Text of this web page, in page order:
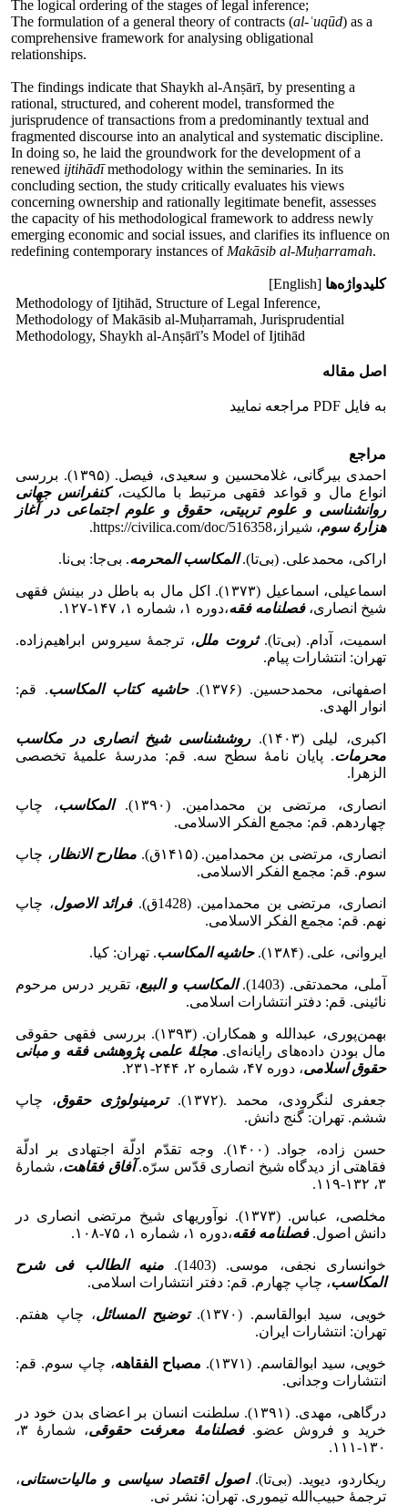
The logical ordering of the stages of legal inference;
The formulation of a general theory of contracts (al-ʿuqūd) as a
comprehensive framework for analysing obligational
relationships.
The findings indicate that Shaykh al-Anṣārī, by presenting a
rational, structured, and coherent model, transformed the
jurisprudence of transactions from a predominantly textual and
fragmented discourse into an analytical and systematic discipline.
In doing so, he laid the groundwork for the development of a
renewed ijtihādīmethodology within the seminaries. In its
concluding section, the study critically evaluates his views
concerning ownership and rationally legitimate benefit, assesses
the capacity of his methodological framework to address newly
emerging economic and social issues, and clarifies its influence on
redefining contemporary instances of Makāsib al-Muḥarramah.
کلیدواژه‌ها [English]
Methodology of Ijtihād, Structure of Legal Inference,
Methodology of Makāsib al-Muḥarramah, Jurisprudential
Methodology, Shaykh al-Anṣārī’s Model of Ijtihād
اصل مقاله
به فایل PDF مراجعه نمایید
مراجع
احمدی بیرگانی، غلامحسین و سعیدی، فیصل. (۱۳۹۵). بررسی
انواع مال و قواعد فقهی مرتبط با مالکیت،کنفرانس جهانی
روانشناسی و علوم تربیتی، حقوق و علوم اجتماعی در آغاز
هزارۀ سوم، شیراز،https://civilica.com/doc/516358.
اراکی، محمدعلی. (بی‌تا).المکاسب المحرمه. بی‌جا: بی‌نا.
اسماعیلی، اسماعیل (۱۳۷۳). اکل مال به باطل در بینش فقهی
شیخ انصاری،فصلنامه فقه،دوره ۱، شماره ۱، ۱۴۷-۱۲۷.
اسمیت، آدام. (بی‌تا).ثروت ملل، ترجمۀ سیروس ابراهیم‌زاده.
تهران: انتشارات پیام.
اصفهانی، محمدحسین. (۱۳۷۶). حاشیه کتاب المکاسب. قم:
انوار الهدی.
اکبری، لیلی (۱۴۰۳).
روش­شناسی شیخ انصاری در مکاسب
محرمات. پایان نامۀ سطح سه. قم: مدرسۀ علمیۀ تخصصی
الزهرا.
انصاری، مرتضی بن محمدامین. (۱۳۹۰). المکاسب، چاپ
چهاردهم. قم: مجمع الفکر الاسلامی.
انصاری، مرتضی بن محمدامین. (۱۴۱۵ق). مطارح الانظار ، چاپ
سوم. قم: مجمع الفکر الاسلامی.
انصاری، مرتضی بن محمدامین. (1428ق). فرائد الاصول، چاپ
نهم. قم: مجمع الفکر الاسلامی.
ایروانی، علی. (۱۳۸۴). حاشیه المکاسب. تهران: کیا.
آملی، محمدتقی. (1403). المکاسب و البیع، تقریر درس مرحوم
نائینی. قم: دفتر انتشارات اسلامی.
بهمن‌پوری، عبدالله و همکاران. (۱۳۹۳). بررسی فقهی حقوقی
مال بودن داده‌های رایانه‌ای.مجلۀ علمی پژوهشی فقه و مبانی
حقوق اسلامی، دوره ۴۷، شماره ۲، ۲۴۴-۲۳۱.
جعفری لنگرودی، محمد .(۱۳۷۲). ترمینولوژی حقوق، چاپ
ششم. تهران: گنج دانش.
حسن زاده، جواد. (۱۴۰۰). وجه تقدّم ادلّة اجتهادی بر ادلّة
فقاهتی از دیدگاه شیخ انصاری قدّس سرّه.آفاق فقاهت، شمارۀ
۳، ۱۳۲-۱۱۹.
مخلصی، عباس. (۱۳۷۳). نوآوریهای شیخ مرتضی انصاری در
دانش اصول.فصلنامه فقه،دوره ۱، شماره ۱، ۷۵-۱۰۸.
خوانساری نجفی، موسی. (1403).
منیه الطالب فی شرح
المکاسب، چاپ چهارم. قم: دفتر انتشارات اسلامی.
خویی، سید ابوالقاسم. (۱۳۷۰). توضیح المسائل، چاپ هفتم.
تهران: انتشارات ایران.
خویی، سید ابوالقاسم. (۱۳۷۱). مصباح الفقاهه، چاپ سوم. قم:
انتشارات وجدانی.
درگاهی، مهدی. (۱۳۹۱). سلطنت انسان بر اعضای بدن خود در
خرید و فروش عضو.فصلنامۀ معرفت حقوقی
، شمارۀ ۳،
۱۳۰-۱۱۱.
ریکاردو، دیوید. (بی‌تا).اصول اقتصاد سیاسی و مالیات‌ستانی،
ترجمۀ حبیب‌الله تیموری. تهران: نشر نی.